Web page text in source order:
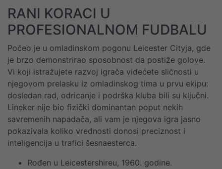
RANI KORACI U
PROFESIONALNOM FUDBALU
Počeo je u omladinskom pogonu Leicester Cityja, gde
je brzo demonstrirao sposobnost da postiže golove.
Vi koji istražujete razvoj igrača videćete sličnosti u
njegovom prelasku iz omladinskog tima u prvu ekipu:
dosledan rad, odricanje i podrška kluba bili su ključni.
Lineker nije bio fizički dominantan poput nekih
savremenih napadača, ali vam je njegova igra jasno
pokazivala koliko vrednosti donosi preciznost i
inteligencija u trafici šesnaesterca.
Rođen u Leicestershireu, 1960. godine.